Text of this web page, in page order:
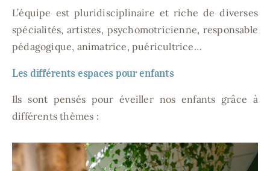
L’équipe est pluridisciplinaire et riche de diverses
spécialités, artistes, psychomotricienne, responsable
pédagogique, animatrice, puéricultrice…
Les différents espaces pour enfants
Ils sont pensés pour éveiller nos enfants grâce à
différents thèmes :